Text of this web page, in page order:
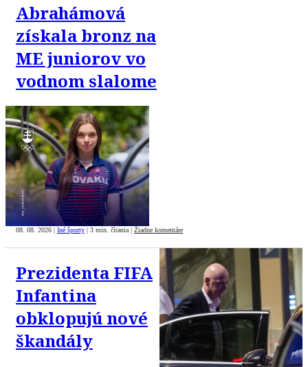
Abrahámová
získala bronz na
ME juniorov vo
vodnom slalome
08. 08. 2026 | Iné športy | 3 min. čítania | Žiadne komentáre
Prezidenta FIFA
Infantina
obklopujú nové
škandály